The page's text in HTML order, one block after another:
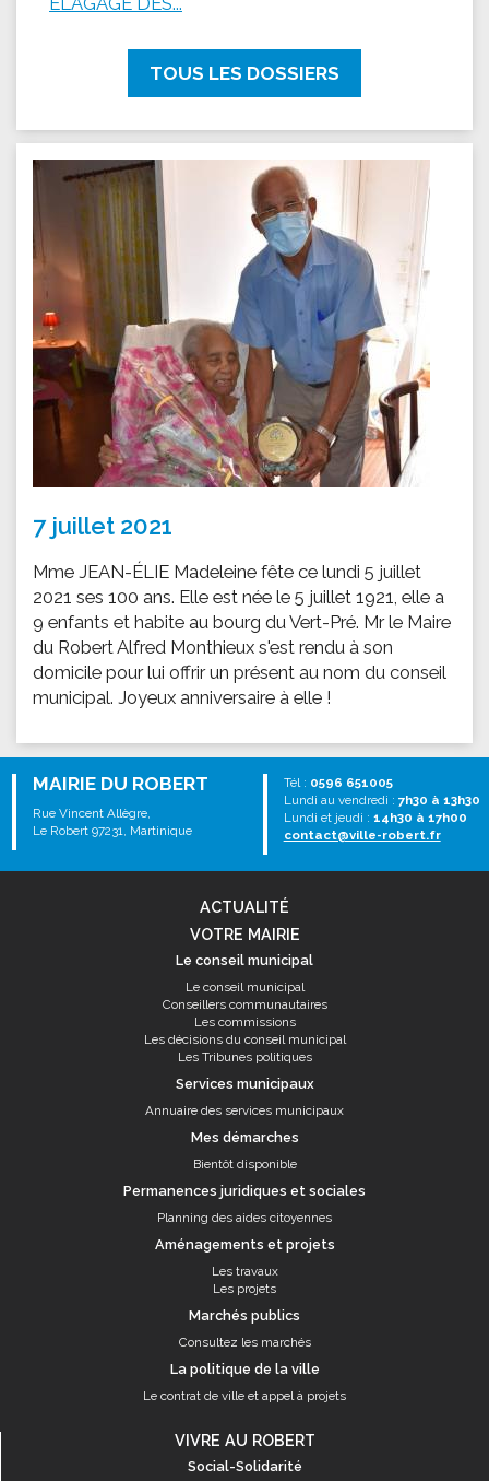
TOUS LES DOSSIERS
7 juillet 2021
Mme JEAN-ÉLIE Madeleine fête ce lundi 5 juillet
2021 ses 100 ans. Elle est née le 5 juillet 1921, elle a
9 enfants et habite au bourg du Vert-Pré. Mr le Maire
du Robert Alfred Monthieux s'est rendu à son
domicile pour lui offrir un présent au nom du conseil
municipal. Joyeux anniversaire à elle !
MAIRIE DU ROBERT
Rue Vincent Allègre,
Le Robert 97231, Martinique
Tél : 0596 651005
Lundi au vendredi : 7h30 à 13h30
Lundi et jeudi : 14h30 à 17h00
contact@ville-robert.fr
ACTUALITÉ
VOTRE MAIRIE
Le conseil municipal
Le conseil municipal
Conseillers communautaires
Les commissions
Les décisions du conseil municipal
Les Tribunes politiques
Services municipaux
Annuaire des services municipaux
Mes démarches
Bientôt disponible
Permanences juridiques et sociales
Planning des aides citoyennes
Aménagements et projets
Les travaux
Les projets
Marchés publics
Consultez les marchés
La politique de la ville
Le contrat de ville et appel à projets
VIVRE AU ROBERT
Social-Solidarité